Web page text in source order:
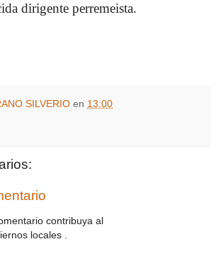
dirigente perremeista.
SILVERIO en 13:00
contribuya al
locales .